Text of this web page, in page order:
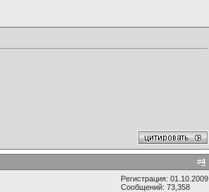
#4
Регистрация: 01.10.2009
Сообщений: 73,358